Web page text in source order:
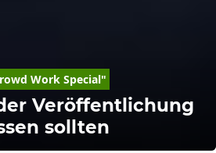
Work Special"
Veröffentlichung
sollten